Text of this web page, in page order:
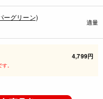
ーグリーン)
適量
4,799円
。